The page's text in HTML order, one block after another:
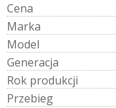
Cena
Marka
Model
Generacja
Rok produkcji
Przebieg